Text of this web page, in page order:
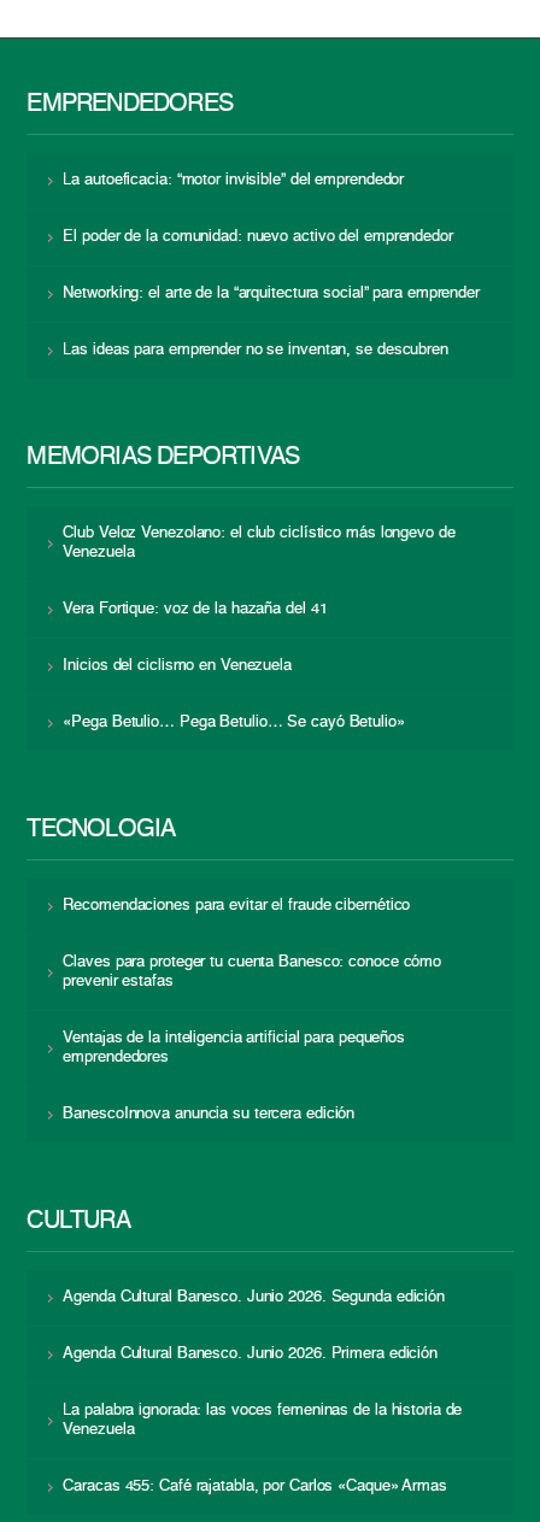
EMPRENDEDORES
La autoeficacia: “motor invisible” del emprendedor
El poder de la comunidad: nuevo activo del emprendedor
Networking: el arte de la “arquitectura social” para emprender
Las ideas para emprender no se inventan, se descubren
MEMORIAS DEPORTIVAS
Club Veloz Venezolano: el club ciclístico más longevo de
Venezuela
Vera Fortique: voz de la hazaña del 41
Inicios del ciclismo en Venezuela
«Pega Betulio… Pega Betulio… Se cayó Betulio»
TECNOLOGÍA
Recomendaciones para evitar el fraude cibernético
Claves para proteger tu cuenta Banesco: conoce cómo
prevenir estafas
Ventajas de la inteligencia artificial para pequeños
emprendedores
BanescoInnova anuncia su tercera edición
CULTURA
Agenda Cultural Banesco. Junio 2026. Segunda edición
Agenda Cultural Banesco. Junio 2026. Primera edición
La palabra ignorada: las voces femeninas de la historia de
Venezuela
Caracas 455: Café rajatabla, por Carlos «Caque» Armas